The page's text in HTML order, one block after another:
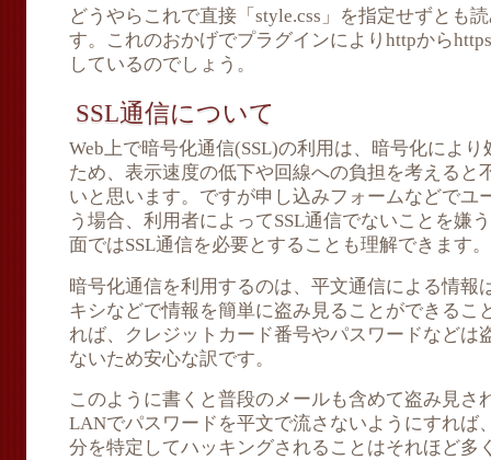
どうやらこれで直接「style.css」を指定せずとも
す。これのおかげでプラグインによりhttpから
しているのでしょう。
SSL通信について
Web上で暗号化通信(SSL)の利用は、暗号化によ
ため、表示速度の低下や回線への負担を考えると
いと思います。ですが申し込みフォームなどでユ
う場合、利用者によってSSL通信でないことを嫌
面ではSSL通信を必要とすることも理解できます。
暗号化通信を利用するのは、平文通信による情報
キシなどで情報を簡単に盗み見ることができるこ
れば、クレジットカード番号やパスワードなどは
ないため安心な訳です。
このように書くと普段のメールも含めて盗み見さ
LANでパスワードを平文で流さないようにすれば
分を特定してハッキングされることはそれほど多